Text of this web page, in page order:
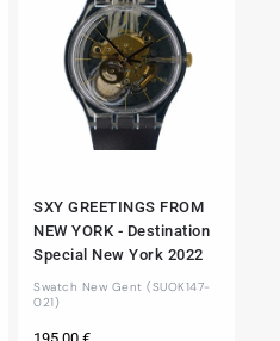
SXY GREETINGS FROM
NEW YORK - Destination
Special New York 2022
Swatch New Gent (SUOK147-
021)